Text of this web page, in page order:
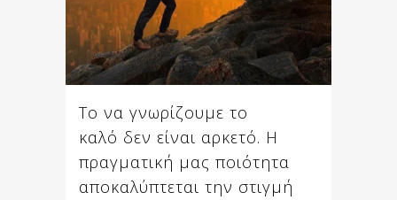
Το να γνωρίζουμε το
καλό δεν είναι αρκετό. Η
πραγματική μας ποιότητα
αποκαλύπτεται την στιγμή